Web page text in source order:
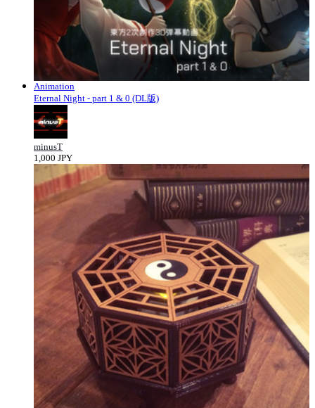
Animation
Eternal Night - part 1 & 0 (DL版)
minusT
1,000 JPY